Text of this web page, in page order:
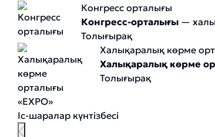
Конгресс орталығы
Конгресс-орталығы —
Толығырақ
Халықаралық көрме
Халықаралық көрме
Толығырақ
Іс-шаралар күнтізбесі